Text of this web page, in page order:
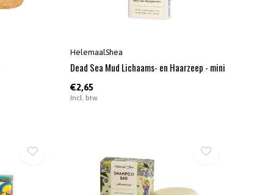
HelemaalShea
Dead Sea Mud Lichaams- en Haarzeep - mini
€2,65
Incl. btw